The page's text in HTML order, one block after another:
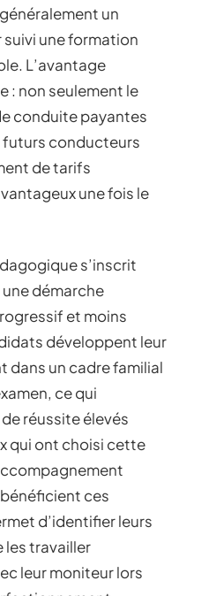
un
une formation
L’avantage
: non seulement le
conduite payantes
futurs conducteurs
de tarifs
une fois le
s’inscrit
démarche
et moins
développent leur
dans un cadre familial
ce qui
réussite élevés
qui ont choisi cette
ces
d’identifier leurs
les travailler
leur moniteur lors